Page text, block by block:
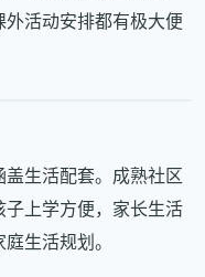
活动安排都有极大便
生活配套。成熟社区
上学方便，家长生活
生活规划。